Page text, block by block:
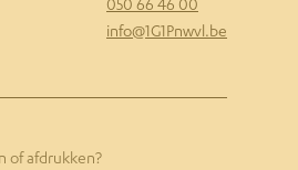
050 66 46 00
info@1G1Pnwvl.be
of afdrukken?